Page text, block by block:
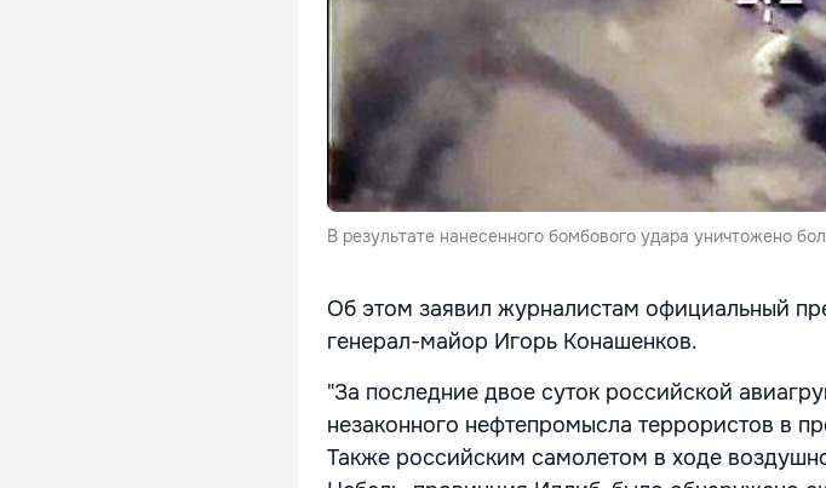
В результате нанесенного бомбового удара уничтожено
Об этом заявил журналистам официальный
генерал-майор Игорь Конашенков.
"За последние двое суток российской
незаконного нефтепромысла террористов в
Также российским самолетом в ходе